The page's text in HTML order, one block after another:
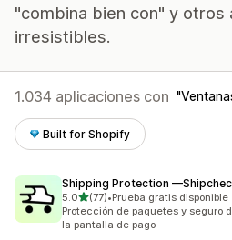
"combina bien con" y otros
irresistibles.
1.034 aplicaciones con
Built for Shopify
Shipping Protection
5.0de 5 estrellas
(77)
77 reseñas en total
•Prueba gratis disponible
Protección de paquetes y seguro
la pantalla de pago